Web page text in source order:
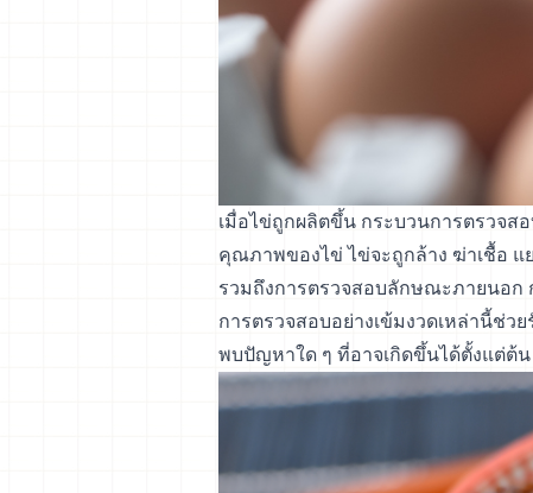
เมื่อไข่ถูกผลิตขึ้น กระบวนการตรวจส
คุณภาพของไข่ ไข่จะถูกล้าง ฆ่าเชื้อ
รวมถึงการตรวจสอบลักษณะภายนอก
การตรวจสอบอย่างเข้มงวดเหล่านี้ช่
พบปัญหาใด ๆ ที่อาจเกิดขึ้นได้ตั้งแต่ต้